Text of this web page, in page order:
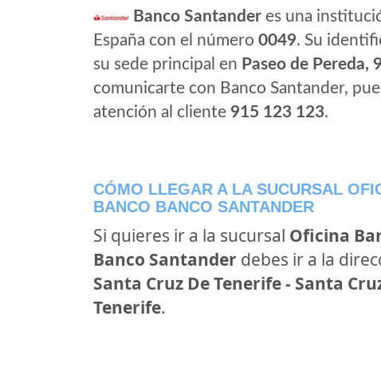
Banco Santander es una
España con el número 0049. Su
su sede principal en Paseo de Pereda,
comunicarte con Banco Santander,
atención al cliente 915 123 123.
CÓMO LLEGAR A LA SUCURSAL
BANCO BANCO SANTANDER
Si quieres ir a la sucursal Oficina
Banco Santander debes ir a la
Santa Cruz De Tenerife - Santa
Tenerife.